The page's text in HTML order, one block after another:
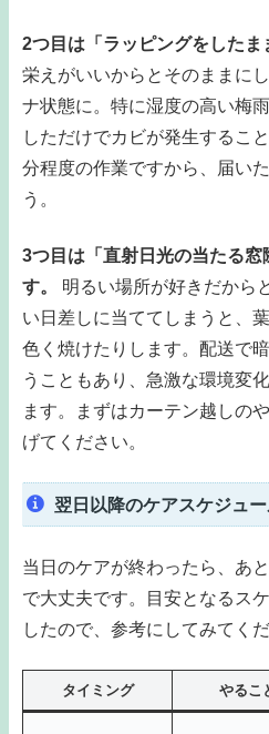
2つ目は「ラッピングをしたま
栄えがいいからとそのままに
ナ状態に。特に湿度の高い梅
しただけでカビが発生するこ
分程度の作業ですから、届い
う。
3つ目は「直射日光の当たる
す。
明るい場所が好きだから
い日差しに当ててしまうと、
色く焼けたりします。配送で
うこともあり、急激な環境変
ます。まずはカーテン越しの
げてください。
翌日以降のケアスケジュ
当日のケアが終わったら、あ
で大丈夫です。目安となるス
したので、参考にしてみてくだ
タイミング やるこ